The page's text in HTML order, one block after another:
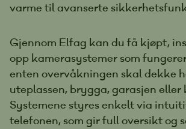
varme til avanserte
Gjennom Elfag kan du få kjøpt,
opp kamerasystemer som
enten overvåkningen skal dekke
uteplassen, brygga, garasjen
Systemene styres enkelt via
telefonen, som gir full oversikt og